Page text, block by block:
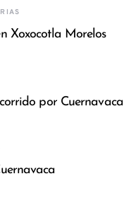
Xoxocotla Morelos
por Cuernavaca